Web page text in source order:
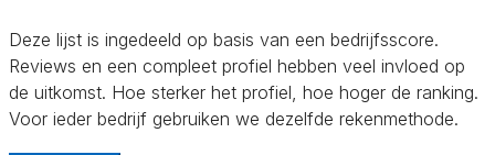
Deze lijst is ingedeeld op basis van een bedrijfsscore.
Reviews en een compleet profiel hebben veel invloed op
de uitkomst. Hoe sterker het profiel, hoe hoger de ranking.
Voor ieder bedrijf gebruiken we dezelfde rekenmethode.